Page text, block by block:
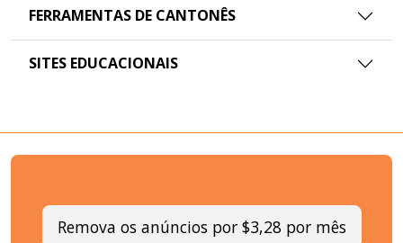
FERRAMENTAS DE CANTONÊS
SITES EDUCACIONAIS
Remova os anúncios por $3,28 por mês